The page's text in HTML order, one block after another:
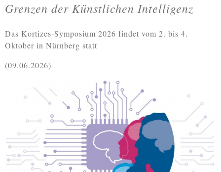
Verbindungen
Datenschutz
Impressum
Grenzen der Künstlichen Intelligenz
Das Kortizes-Symposium 2026 findet vom 2. bis 4.
Oktober in Nürnberg statt
09.06.2026